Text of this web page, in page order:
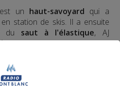
un haut-savoyard qui a
station de skis. Il a ensuite
du saut à l'élastique, AJ
Bali et en Nouvelle Zélande,
2009.